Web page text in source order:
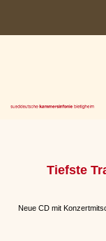
Zum
Tiefste
Neue CD mit